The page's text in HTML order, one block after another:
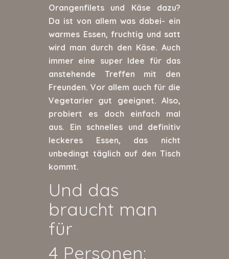
Orangenfilets und Käse dazu?
Da ist von allem was dabei- ein
warmes Essen, fruchtig und satt
wird man durch den Käse. Auch
immer eine super Idee für das
anstehende Treffen mit den
Freunden. Vor allem auch für die
Vegetarier gut geeignet. Also,
probiert es doch einfach mal
aus. Ein schnelles und definitiv
leckeres Essen, das nicht
unbedingt täglich auf den Tisch
kommt.
Und das
braucht man
für
4 Personen: